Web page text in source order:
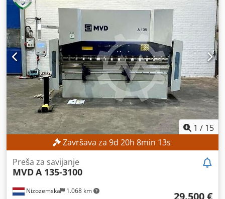
1 / 15
Završava za 9d 20h 8min 11s
Nizozemska 1.068 km
Preša za savijanje
MVDA 135-3100
29.500 €